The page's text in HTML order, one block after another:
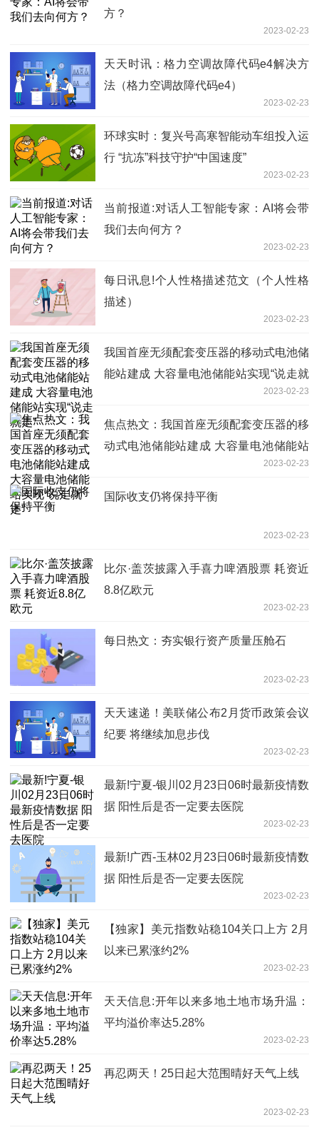
方？
2023-02-23
天天时讯：格力空调故障代码e4解决方
法（格力空调故障代码e4）
2023-02-23
环球实时：复兴号高寒智能动车组投入运
行 “抗冻”科技守护“中国速度”
2023-02-23
当前报道:对话人工智能专家：AI将会带
我们去向何方？
2023-02-23
每日讯息!个人性格描述范文（个人性格
描述）
2023-02-23
我国首座无须配套变压器的移动式电池储
能站建成 大容量电池储能站实现“说走就
2023-02-23
焦点热文：我国首座无须配套变压器的移
动式电池储能站建成 大容量电池储能站
2023-02-23
国际收支仍将保持平衡
2023-02-23
比尔·盖茨披露入手喜力啤酒股票 耗资近
8.8亿欧元
2023-02-23
每日热文：夯实银行资产质量压舱石
2023-02-23
天天速递！美联储公布2月货币政策会议
纪要 将继续加息步伐
2023-02-23
最新!宁夏-银川02月23日06时最新疫情数
据 阳性后是否一定要去医院
2023-02-23
最新!广西-玉林02月23日06时最新疫情数
据 阳性后是否一定要去医院
2023-02-23
【独家】美元指数站稳104关口上方 2月
以来已累涨约2%
2023-02-23
天天信息:开年以来多地土地市场升温：
平均溢价率达5.28%
2023-02-23
再忍两天！25日起大范围晴好天气上线
2023-02-23